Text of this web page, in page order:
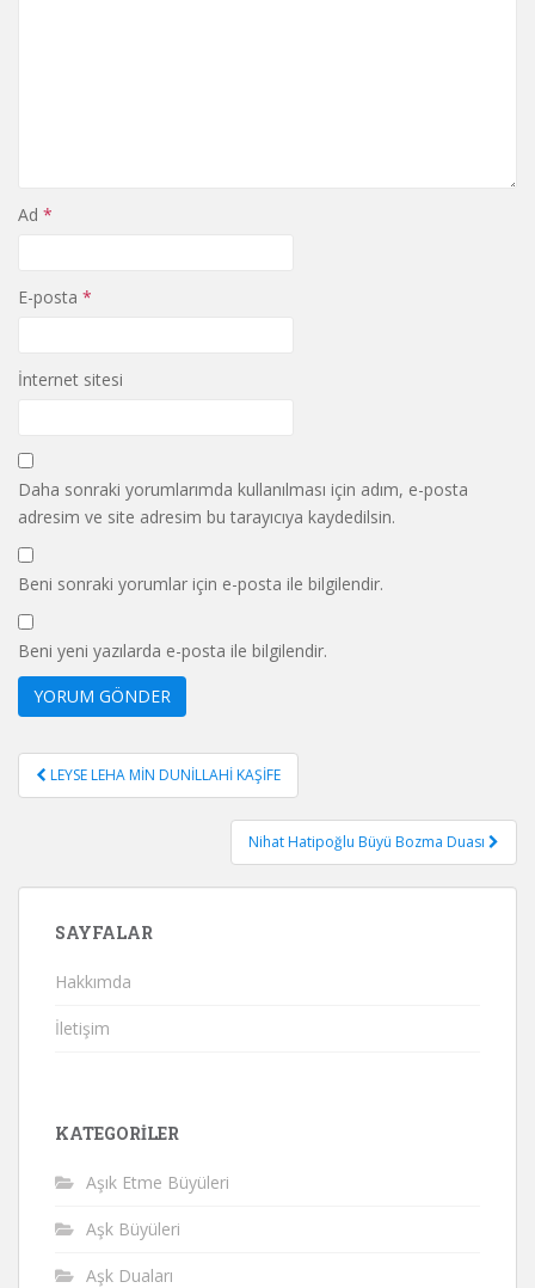
Ad *
E-posta *
İnternet sitesi
Daha sonraki yorumlarımda kullanılması için adım, e-posta
adresim ve site adresim bu tarayıcıya kaydedilsin.
Beni sonraki yorumlar için e-posta ile bilgilendir.
Beni yeni yazılarda e-posta ile bilgilendir.
Yazı
gezinmesi
LEYSE LEHA MİN DUNİLLAHİ KAŞİFE
Nihat Hatipoğlu Büyü Bozma Duası
SAYFALAR
Hakkımda
İletişim
KATEGORILER
Aşık Etme Büyüleri
Aşk Büyüleri
Aşk Duaları